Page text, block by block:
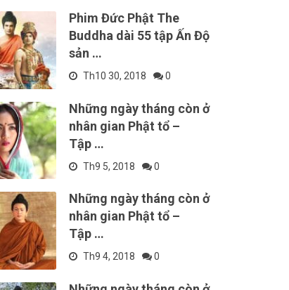
Phim Đức Phật The
Buddha dài 55 tập Ấn Độ
sản …
Th10 30, 2018 0
Những ngày tháng còn ở
nhân gian Phật tổ –
Tập …
Th9 5, 2018 0
Những ngày tháng còn ở
nhân gian Phật tổ –
Tập …
Th9 4, 2018 0